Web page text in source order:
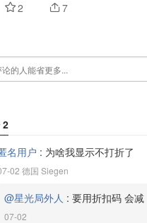
2 7
2
名用户 : 为啥我显示不打折了
02 德国 Siegen
@星光局外人 : 要用折扣码 会减
07-02